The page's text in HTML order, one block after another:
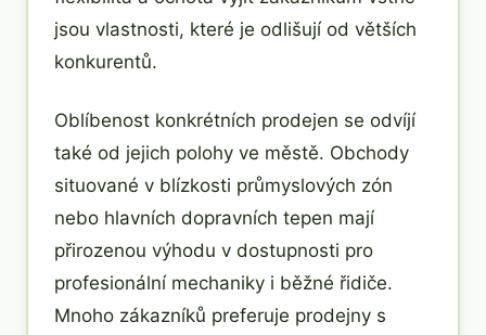
jsou vlastnosti, které je odlišují od větších
konkurentů.
Oblíbenost konkrétních prodejen se odvíjí
také od jejich polohy ve městě. Obchody
situované v blízkosti průmyslových zón
nebo hlavních dopravních tepen mají
přirozenou výhodu v dostupnosti pro
profesionální mechaniky i běžné řidiče.
Mnoho zákazníků preferuje prodejny s